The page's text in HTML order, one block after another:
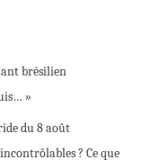
brésilien
»
du 8 août
? Ce que